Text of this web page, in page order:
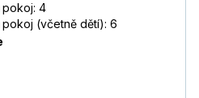
pokoj: 4
(včetně dětí): 6